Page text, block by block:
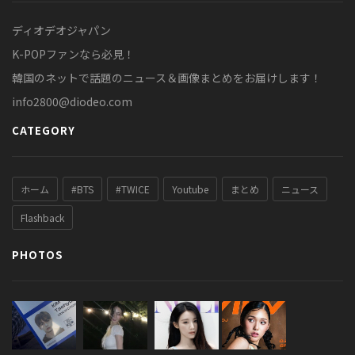
ディオデオジャパン
K-POPファンなら必見！
韓国のネットで話題のニュース＆画像まとめをお届けします！
info2800@diodeo.com
CATEGORY
ホーム #BTS #TWICE Youtube まとめ ニュース
Flashback
PHOTOS